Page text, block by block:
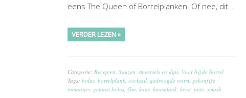
eens The Queen of Borrelplanken. Of nee, dit…
VERDER LEZEN »
Categorie: Recepten, Sauzen, smeersels en dips, Voor bij de borrel
Tags: bolus, borrelplank, cocktail, gedroogde worst, gekonfijte
tomaatjes, getoast bolus, Gin, kaas, kaasplank, kerst, pate, smash